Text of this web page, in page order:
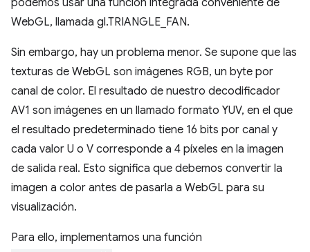
WebGL, llamada gl.TRIANGLE_FAN.
Sin embargo, hay un problema menor. Se supone que las
texturas de WebGL son imágenes RGB, un byte por
canal de color. El resultado de nuestro decodificador
AV1 son imágenes en un llamado formato YUV, en el que
el resultado predeterminado tiene 16 bits por canal y
cada valor U o V corresponde a 4 píxeles en la imagen
de salida real. Esto significa que debemos convertir la
imagen a color antes de pasarla a WebGL para su
visualización.
Para ello, implementamos una función